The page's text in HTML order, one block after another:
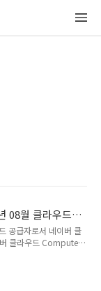
08월 클라우드
공급자로서 네이버 클
클라우드 Compute,
있습니다. 해당 교육